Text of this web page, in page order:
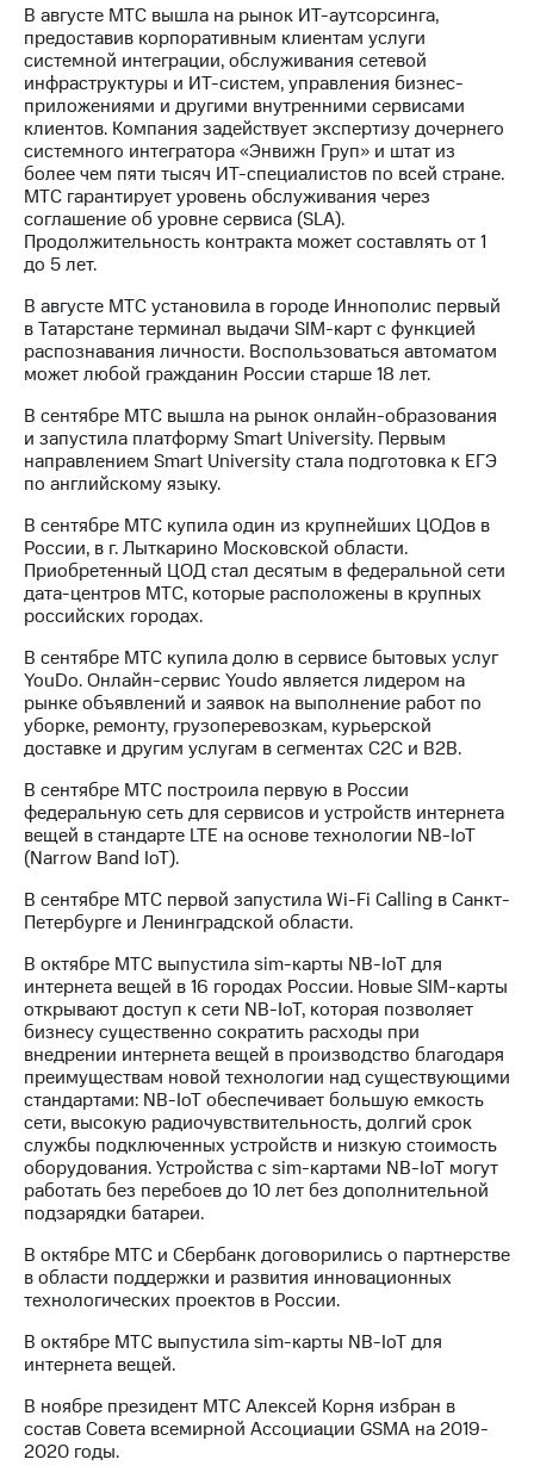
В августе МТС вышла на рынок ИТ-аутсорсинга,
предоставив корпоративным клиентам услуги
системной интеграции, обслуживания сетевой
инфраструктуры и ИТ-систем, управления бизнес-
приложениями и другими внутренними сервисами
клиентов. Компания задействует экспертизу дочернего
системного интегратора «Энвижн Груп» и штат из
более чем пяти тысяч ИТ-специалистов по всей стране.
МТС гарантирует уровень обслуживания через
соглашение об уровне сервиса (SLA).
Продолжительность контракта может составлять от 1
до 5 лет.
В августе МТС установила в городе Иннополис первый
в Татарстане терминал выдачи SIM-карт с функцией
распознавания личности. Воспользоваться автоматом
может любой гражданин России старше 18 лет.
В сентябре МТС вышла на рынок онлайн-образования
и запустила платформу Smart University. Первым
направлением Smart University стала подготовка к ЕГЭ
по английскому языку.
В сентябре МТС купила один из крупнейших ЦОДов в
России, в г. Лыткарино Московской области.
Приобретенный ЦОД стал десятым в федеральной сети
дата-центров МТС, которые расположены в крупных
российских городах.
В сентябре МТС купила долю в сервисе бытовых услуг
YouDo. Онлайн-сервис Youdo является лидером на
рынке объявлений и заявок на выполнение работ по
уборке, ремонту, грузоперевозкам, курьерской
доставке и другим услугам в сегментах С2С и В2В.
В сентябре МТС построила первую в России
федеральную сеть для сервисов и устройств интернета
вещей в стандарте LTE на основе технологии NB-IoT
(Narrow Band IoT).
В сентябре МТС первой запустила Wi-Fi Calling в Санкт-
Петербурге и Ленинградской области.
В октябре МТС выпустила sim-карты NB-IoT для
интернета вещей в 16 городах России. Новые SIM-карты
открывают доступ к сети NB-IoT, которая позволяет
бизнесу существенно сократить расходы при
внедрении интернета вещей в производство благодаря
преимуществам новой технологии над существующими
стандартами: NB-IoT обеспечивает большую емкость
сети, высокую радиочувствительность, долгий срок
службы подключенных устройств и низкую стоимость
оборудования. Устройства с sim-картами NB-IoT могут
работать без перебоев до 10 лет без дополнительной
подзарядки батареи.
В октябре МТС и Сбербанк договорились о партнерстве
в области поддержки и развития инновационных
технологических проектов в России.
В октябре МТС выпустила sim-карты NB-IoT для
интернета вещей.
В ноябре президент МТС Алексей Корня избран в
состав Совета всемирной Ассоциации GSMA на 2019-
2020 годы.